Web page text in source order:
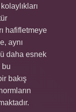
hafifletmeye
aynı
daha esnek
bu
bakış